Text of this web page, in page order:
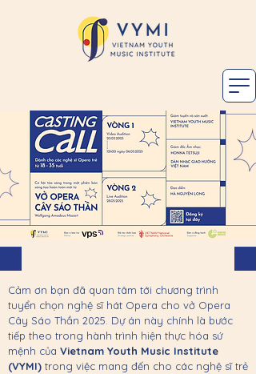
Cảm ơn bạn đã quan tâm tới chương trình
tuyển chọn nghệ sĩ hát Opera cho vở Opera
Cây Sáo Thần 2025. Dự án này chính là bước
tiếp theo trong hành trình hiện thực hóa sứ
mệnh của Vietnam Youth Music Institute
(VYMI) trong việc mang đến cho các nghệ sĩ trẻ